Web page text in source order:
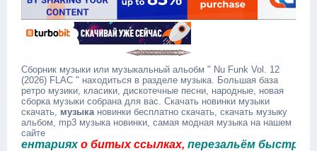
Сборник музыки или музыкальный альобм " Nu Funk Vol. 12
(2026) FLAC " находиться в разделе музыка. Большая база
ретро музики, класики, дискотечные песни, народные, новая
сборка музыки собрана для вас. Скачать новинки музыки
скачать, музыкановинки бесплатно скачать, скачать музыку
альбом, mp3 музыка новинки, самая модная музыка на нашем
сайте
о битых ссылках,перезальём быстро.